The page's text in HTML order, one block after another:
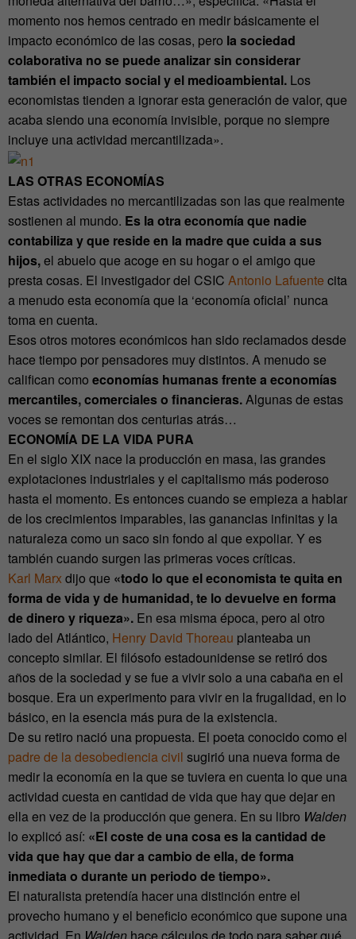
momento nos hemos centrado en medir básicamente el
impacto económico de las cosas, pero la sociedad
colaborativa no se puede analizar sin considerar
también el impacto social y el medioambiental. Los
economistas tienden a ignorar esta generación de valor, que
acaba siendo una economía invisible, porque no siempre
incluye una actividad mercantilizada».
LAS OTRAS ECONOMÍAS
Estas actividades no mercantilizadas son las que realmente
sostienen al mundo. Es la otra economía que nadie
contabiliza y que reside en la madre que cuida a sus
hijos,el abuelo que acoge en su hogar o el amigo que
presta cosas. El investigador del CSIC Antonio Lafuente cita
a menudo esta economía que la ‘economía oficial’ nunca
toma en cuenta.
Esos otros motores económicos han sido reclamados desde
hace tiempo por pensadores muy distintos. A menudo se
califican como economías humanas frente a economías
mercantiles, comerciales o financieras.Algunas de estas
voces se remontan dos centurias atrás…
ECONOMÍA DE LA VIDA PURA
En el siglo XIX nace la producción en masa, las grandes
explotaciones industriales y el capitalismo más poderoso
hasta el momento. Es entonces cuando se empieza a hablar
de los crecimientos imparables, las ganancias infinitas y la
naturaleza como un saco sin fondo al que expoliar. Y es
también cuando surgen las primeras voces críticas.
Karl Marxdijo que «todo lo que el economista te quita en
forma de vida y de humanidad, te lo devuelve en forma
de dinero y riqueza». En esa misma época, pero al otro
lado del Atlántico, Henry David Thoreau planteaba un
concepto similar. El filósofo estadounidense se retiró dos
años de la sociedad y se fue a vivir solo a una cabaña en el
bosque. Era un experimento para vivir en la frugalidad, en lo
básico, en la esencia más pura de la existencia.
De su retiro nació una propuesta. El poeta conocido como el
padre de la desobediencia civil sugirió una nueva forma de
medir la economía en la que se tuviera en cuenta lo que una
actividad cuesta en cantidad de vida que hay que dejar en
ella en vez de la producción que genera. En su libro Walden
lo explicó así: «El coste de una cosa es la cantidad de
vida que hay que dar a cambio de ella, de forma
inmediata o durante un periodo de tiempo».
El naturalista pretendía hacer una distinción entre el
provecho humano y el beneficio económico que supone una